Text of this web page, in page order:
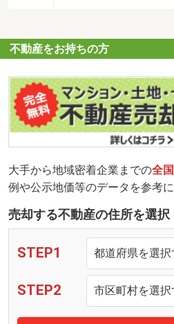
不動産をお持ちの方
大手から地域密着企業までの全
例や公示地価等のデータを参考
売却する不動産の住所を選択
STEP1
STEP2